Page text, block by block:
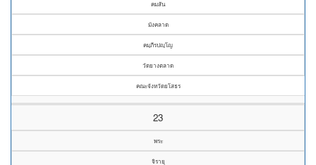
คมสัน
มังคลาด
คมฺภีรปญฺโญ
วัดยางตลาด
คณะจังหวัดยโสธร
23
พระ
จิรายุ